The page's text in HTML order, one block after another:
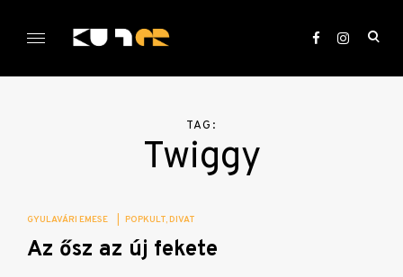
KULTer.hu
TAG:
Twiggy
GYULAVÁRI EMESE POPKULT DIVAT
Az ősz az új fekete